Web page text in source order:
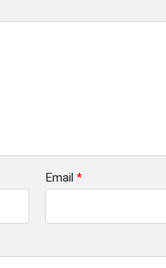
Email *